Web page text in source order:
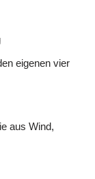
eigenen vier
aus Wind,